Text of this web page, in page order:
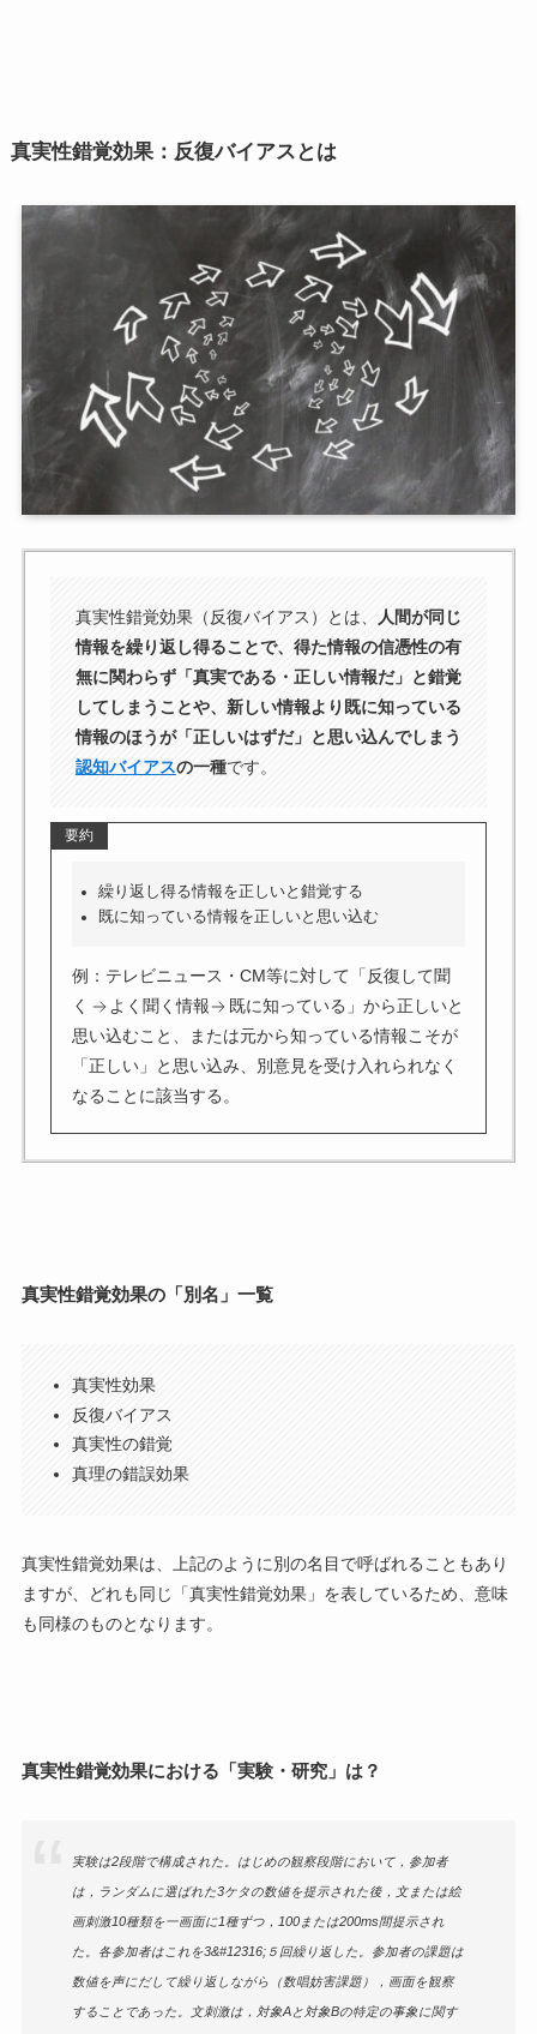
真実性錯覚効果：反復バイアスとは
真実性錯覚効果（反復バイアス）とは、
人間が同じ
情報を繰り返し得ることで、得た情報の信憑性の有
無に関わらず「真実である・正しい情報だ」と錯覚
してしまうことや、新しい情報より既に知っている
情報のほうが「正しいはずだ」と思い込んでしまう
認知バイアスの一種です。
要約
繰り返し得る情報を正しいと錯覚する
既に知っている情報を正しいと思い込む
例：テレビニュース・CM等に対して「反復して聞
く
よく聞く情報
既に知っている」から正しいと
思い込むこと、または元から知っている情報こそが
「正しい」と思い込み、別意見を受け入れられなく
なることに該当する。
真実性錯覚効果の「別名」一覧
真実性効果
反復バイアス
真実性の錯覚
真理の錯誤効果
真実性錯覚効果は、上記のように別の名目で呼ばれることもあり
ますが、どれも同じ「真実性錯覚効果」を表しているため、意味
も同様のものとなります。
真実性錯覚効果における「実験・研究」は？
実験は2段階で構成された。はじめの観察段階において，参加者
は，ランダムに選ばれた3ケタの数値を提示された後，文または絵
画刺激10種類を一画面に1種ずつ，100または200ms間提示され
た。各参加者はこれを3&#12316;５回繰り返した。参加者の課題は
数値を声にだして繰り返しながら（数唱妨害課題），画面を観察
することであった。文刺激は，対象Aと対象Bの特定の事象に関す